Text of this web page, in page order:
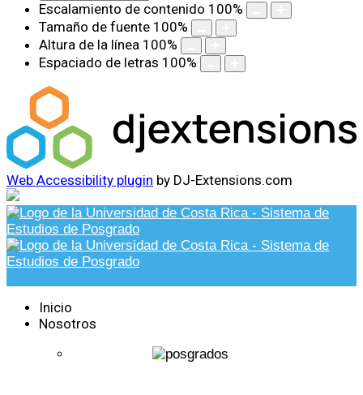
Escalamiento de contenido 100%
Tamaño de fuente 100%
Altura de la línea 100%
Espaciado de letras 100%
Web Accessibility plugin by DJ-Extensions.com
Inicio
Nosotros